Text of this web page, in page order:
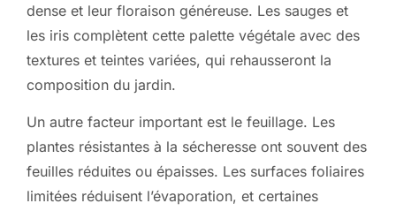
dense et leur floraison généreuse. Les sauges et
les iris complètent cette palette végétale avec des
textures et teintes variées, qui rehausseront la
composition du jardin.
Un autre facteur important est le feuillage. Les
plantes résistantes à la sécheresse ont souvent des
feuilles réduites ou épaisses. Les surfaces foliaires
limitées réduisent l’évaporation, et certaines